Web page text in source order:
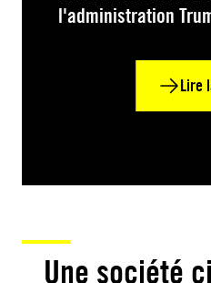
l'administration
Lire
Une société